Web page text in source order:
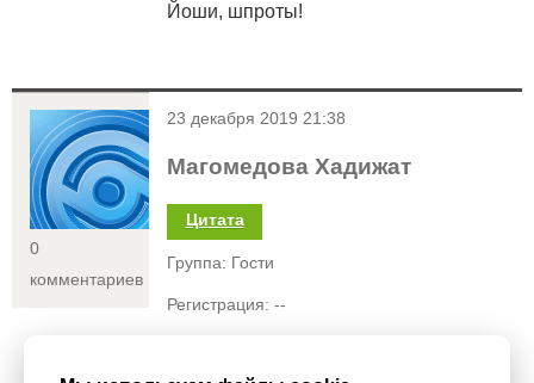
Йоши, шпроты!
<
0
комментариев
23 декабря 2019 21:38
Магомедова Хадижат
Цитата
Группа: Гости
Регистрация: --